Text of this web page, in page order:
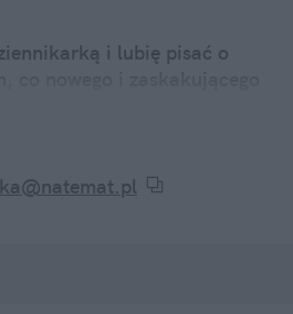
i lubię pisać o
wypowiedzi, a
codziennego znanych
i informuję o nich w